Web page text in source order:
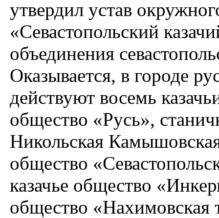
утвердил устав
«Севастопольский
объединения
Оказывается, в городе
действуют восемь
общество «Русь»,
Никольская
общество
казачье общество
общество «Нахимовская